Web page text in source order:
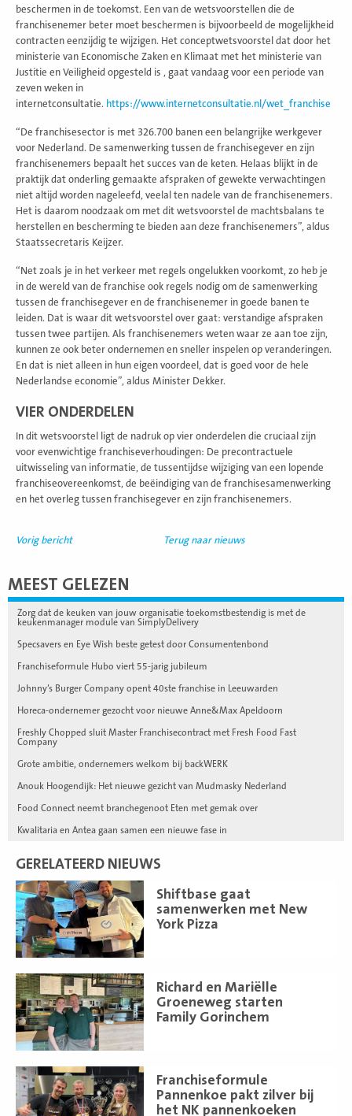
beschermen in de toekomst. Een van de wetsvoorstellen die de
franchisenemer beter moet beschermen is bijvoorbeeld de mogelijkheid
contracten eenzijdig te wijzigen. Het conceptwetsvoorstel dat door het
ministerie van Economische Zaken en Klimaat met het ministerie van
Justitie en Veiligheid opgesteld is , gaat vandaag voor een periode van
zeven weken in
internetconsultatie. https://www.internetconsultatie.nl/wet_franchise
“De franchisesector is met 326.700 banen een belangrijke werkgever
voor Nederland. De samenwerking tussen de franchisegever en zijn
franchisenemers bepaalt het succes van de keten. Helaas blijkt in de
praktijk dat onderling gemaakte afspraken of gewekte verwachtingen
niet altijd worden nageleefd, veelal ten nadele van de franchisenemers.
Het is daarom noodzaak om met dit wetsvoorstel de machtsbalans te
herstellen en bescherming te bieden aan deze franchisenemers”, aldus
Staatssecretaris Keijzer.
“Net zoals je in het verkeer met regels ongelukken voorkomt, zo heb je
in de wereld van de franchise ook regels nodig om de samenwerking
tussen de franchisegever en de franchisenemer in goede banen te
leiden. Dat is waar dit wetsvoorstel over gaat: verstandige afspraken
tussen twee partijen. Als franchisenemers weten waar ze aan toe zijn,
kunnen ze ook beter ondernemen en sneller inspelen op veranderingen.
En dat is niet alleen in hun eigen voordeel, dat is goed voor de hele
Nederlandse economie”, aldus Minister Dekker.
VIER ONDERDELEN
In dit wetsvoorstel ligt de nadruk op vier onderdelen die cruciaal zijn
voor evenwichtige franchiseverhoudingen: De precontractuele
uitwisseling van informatie, de tussentijdse wijziging van een lopende
franchiseovereenkomst, de beëindiging van de franchisesamenwerking
en het overleg tussen franchisegever en zijn franchisenemers.
Vorig bericht Terug naar nieuws
MEEST GELEZEN
Zorg dat de keuken van jouw organisatie toekomstbestendig is met de
keukenmanager module van SimplyDelivery
Specsavers en Eye Wish beste getest door Consumentenbond
Franchiseformule Hubo viert 55-jarig jubileum
Johnny’s Burger Company opent 40ste franchise in Leeuwarden
Horeca-ondernemer gezocht voor nieuwe Anne&Max Apeldoorn
Freshly Chopped sluit Master Franchisecontract met Fresh Food Fast
Company
Grote ambitie, ondernemers welkom bij backWERK
Anouk Hoogendijk: Het nieuwe gezicht van Mudmasky Nederland
Food Connect neemt branchegenoot Eten met gemak over
Kwalitaria en Antea gaan samen een nieuwe fase in
GERELATEERD NIEUWS
Shiftbase gaat
samenwerken met New
York Pizza
Lees
meer
Richard en Mariëlle
Groeneweg starten
Family Gorinchem
Lees
meer
Franchiseformule
Pannenkoe pakt zilver bij
het NK pannenkoeken
Lees
meer